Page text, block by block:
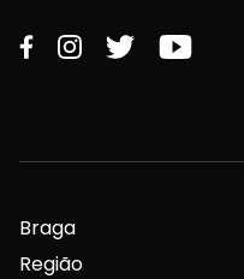
Braga
Região